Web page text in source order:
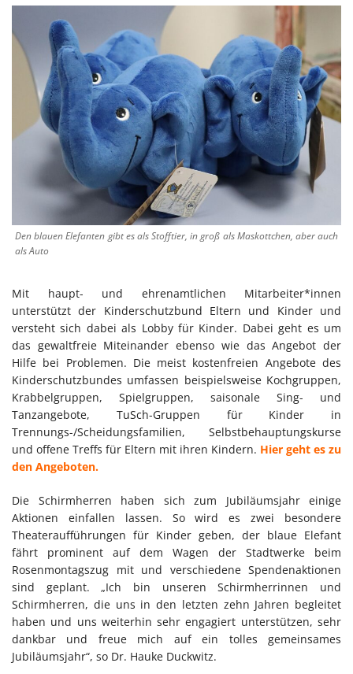
Den blauen Elefanten gibt es als Stofftier, in groß als Maskottchen, aber auch
als Auto
Mit haupt- und ehrenamtlichen Mitarbeiter*innen
unterstützt der Kinderschutzbund Eltern und Kinder und
versteht sich dabei als Lobby für Kinder. Dabei geht es um
das gewaltfreie Miteinander ebenso wie das Angebot der
Hilfe bei Problemen. Die meist kostenfreien Angebote des
Kinderschutzbundes umfassen beispielsweise Kochgruppen,
Krabbelgruppen, Spielgruppen, saisonale Sing- und
Tanzangebote, TuSch-Gruppen für Kinder in
Trennungs-/Scheidungsfamilien, Selbstbehauptungskurse
und offene Treffs für Eltern mit ihren Kindern. Hier geht es zu
den Angeboten.
Die Schirmherren haben sich zum Jubiläumsjahr einige
Aktionen einfallen lassen. So wird es zwei besondere
Theateraufführungen für Kinder geben, der blaue Elefant
fährt prominent auf dem Wagen der Stadtwerke beim
Rosenmontagszug mit und verschiedene Spendenaktionen
sind geplant. „Ich bin unseren Schirmherrinnen und
Schirmherren, die uns in den letzten zehn Jahren begleitet
haben und uns weiterhin sehr engagiert unterstützen, sehr
dankbar und freue mich auf ein tolles gemeinsames
Jubiläumsjahr“, so Dr. Hauke Duckwitz.